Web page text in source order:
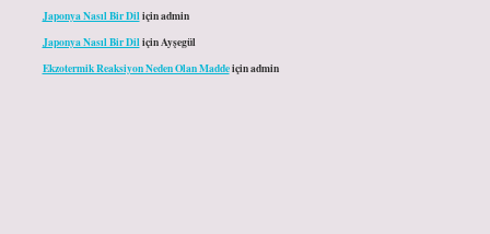
Japonya Nasıl Bir Diliçinadmin
Japonya Nasıl Bir DiliçinAyşegül
Ekzotermik Reaksiyon Neden Olan Maddeiçinadmin